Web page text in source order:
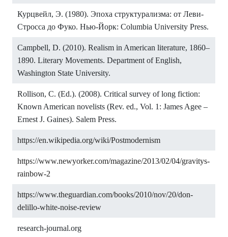
Курцвейл, Э. (1980). Эпоха структурализма: от Леви-
Стросса до Фуко. Нью-Йорк: Columbia University Press.
Campbell, D. (2010). Realism in American literature, 1860–
1890. Literary Movements. Department of English,
Washington State University.
Rollison, C. (Ed.). (2008). Critical survey of long fiction:
Known American novelists (Rev. ed., Vol. 1: James Agee –
Ernest J. Gaines). Salem Press.
https://en.wikipedia.org/wiki/Postmodernism
https://www.newyorker.com/magazine/2013/02/04/gravitys-
rainbow-2
https://www.theguardian.com/books/2010/nov/20/don-
delillo-white-noise-review
research-journal.org